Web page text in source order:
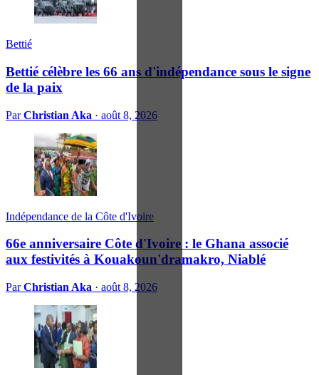
Bettié
Bettié célèbre les 66 ans d'indépendance sous le signe
de la paix
ParChristian Aka · août 8, 2026
Indépendance de la Côte d'Ivoire
66e anniversaire Côte d'Ivoire : le Ghana associé
aux festivités à Kouakoun'dramakro, Niablé
ParChristian Aka · août 8, 2026